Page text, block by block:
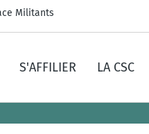
Militants
S'AFFILIER LA CSC